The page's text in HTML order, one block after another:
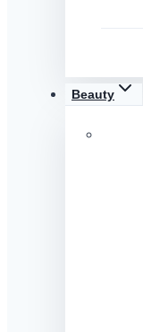
Beauty